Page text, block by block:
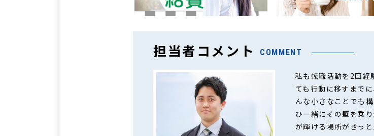
担当者コメント COMMENT
私も転職活動を2回経
ても行動に移すまで
んな小さなことでも
ひ一緒にその壁を乗
が輝ける場所がきっ